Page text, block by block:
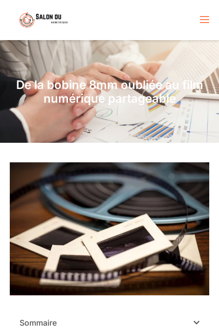
De la bobine 8mm oubliée au film
numérique partageable
Sommaire